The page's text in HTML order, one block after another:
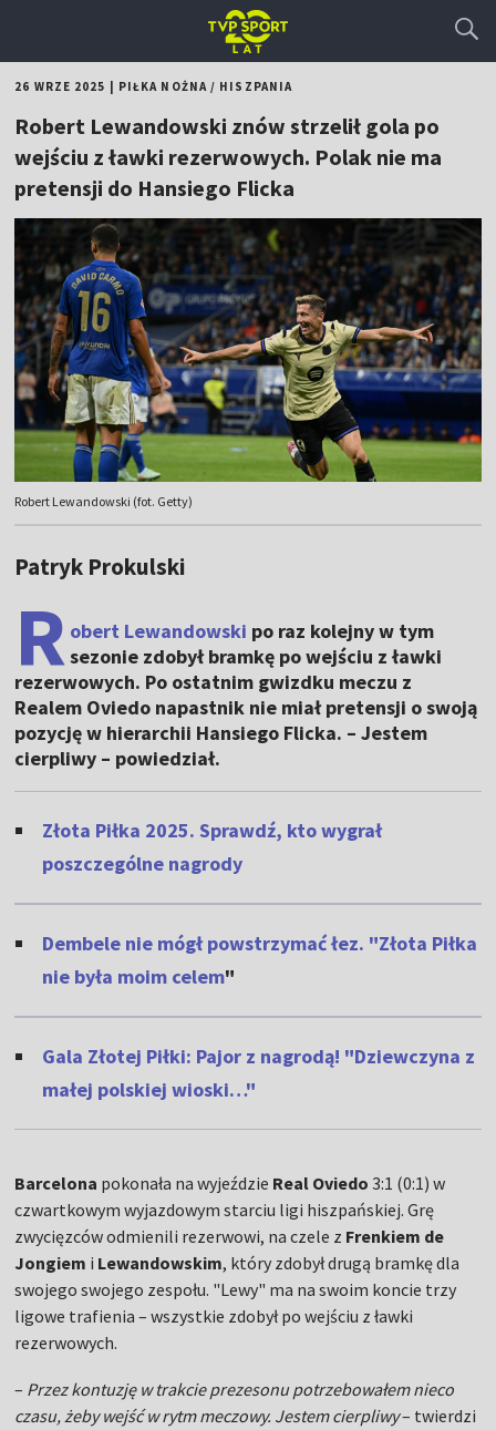
26 WRZE 2025 PIŁKA NOŻNA/ HISZPANIA
Robert Lewandowski znów strzelił gola po
wejściu z ławki rezerwowych. Polak nie ma
pretensji do Hansiego Flicka
Robert Lewandowski (fot. Getty)
Patryk Prokulski
R obert Lewandowski po raz kolejny w tym
sezonie zdobył bramkę po wejściu z ławki
rezerwowych. Po ostatnim gwizdku meczu z
Realem Oviedo napastnik nie miał pretensji o swoją
pozycję w hierarchii Hansiego Flicka. – Jestem
cierpliwy – powiedział.
Złota Piłka 2025. Sprawdź, kto wygrał
poszczególne nagrody
Dembele nie mógł powstrzymać łez. "Złota Piłka
nie była moim celem"
Gala Złotej Piłki: Pajor z nagrodą! "Dziewczyna z
małej polskiej wioski…"
Barcelona pokonała na wyjeździe Real Oviedo3:1 (0:1) w
czwartkowym wyjazdowym starciu ligi hiszpańskiej. Grę
zwycięzców odmienili rezerwowi, na czele z Frenkiem de
Jongiem i Lewandowskim, który zdobył drugą bramkę dla
swojego swojego zespołu. "Lewy" ma na swoim koncie trzy
ligowe trafienia – wszystkie zdobył po wejściu z ławki
rezerwowych.
– Przez kontuzję w trakcie prezesonu potrzebowałem nieco
czasu, żeby wejść w rytm meczowy. Jestem cierpliwy– twierdzi